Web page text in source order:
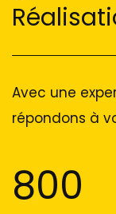
Avec une
répondons à
800